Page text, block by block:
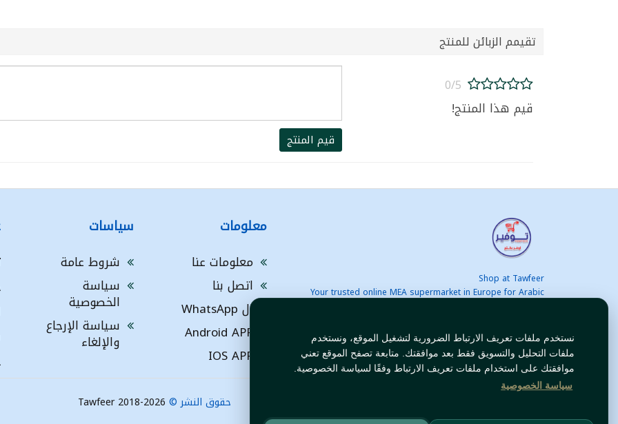
نستخدم ملفات تعريف الارتباط الضرورية لتشغيل الموقع، ونستخدم
ملفات التحليل والتسويق فقط بعد موافقتك. متابعة تصفح الموقع تعني
موافقتك على استخدام ملفات تعريف الارتباط وفقًا لسياسة الخصوصية.
سياسة الخصوصية
تقيمم الزبائن للمنتج
0/5
قيم هذا المنتج!
قيم المنتج
Shop at Tawfeer
Your trusted online MEA supermarket in Europe for Arabic
معلومات
معلومات عنا
اتصل بنا
ال WhatsApp
Android APP
IOS APP
سياسات
شروط عامة
سياسة
الخصوصية
سياسة الإرجاع
والإلغاء
حقوق النشر © Tawfeer 2018-2026